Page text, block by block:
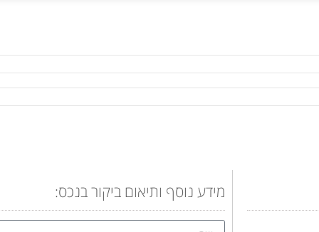
מידע נוסף ותיאום ביקור בנכס: